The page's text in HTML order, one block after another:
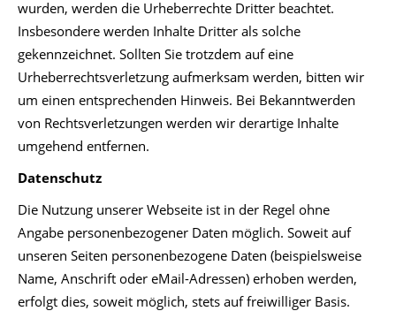
wurden, werden die Urheberrechte Dritter beachtet.
Insbesondere werden Inhalte Dritter als solche
gekennzeichnet. Sollten Sie trotzdem auf eine
Urheberrechtsverletzung aufmerksam werden, bitten wir
um einen entsprechenden Hinweis. Bei Bekanntwerden
von Rechtsverletzungen werden wir derartige Inhalte
umgehend entfernen.
Datenschutz
Die Nutzung unserer Webseite ist in der Regel ohne
Angabe personenbezogener Daten möglich. Soweit auf
unseren Seiten personenbezogene Daten (beispielsweise
Name, Anschrift oder eMail-Adressen) erhoben werden,
erfolgt dies, soweit möglich, stets auf freiwilliger Basis.